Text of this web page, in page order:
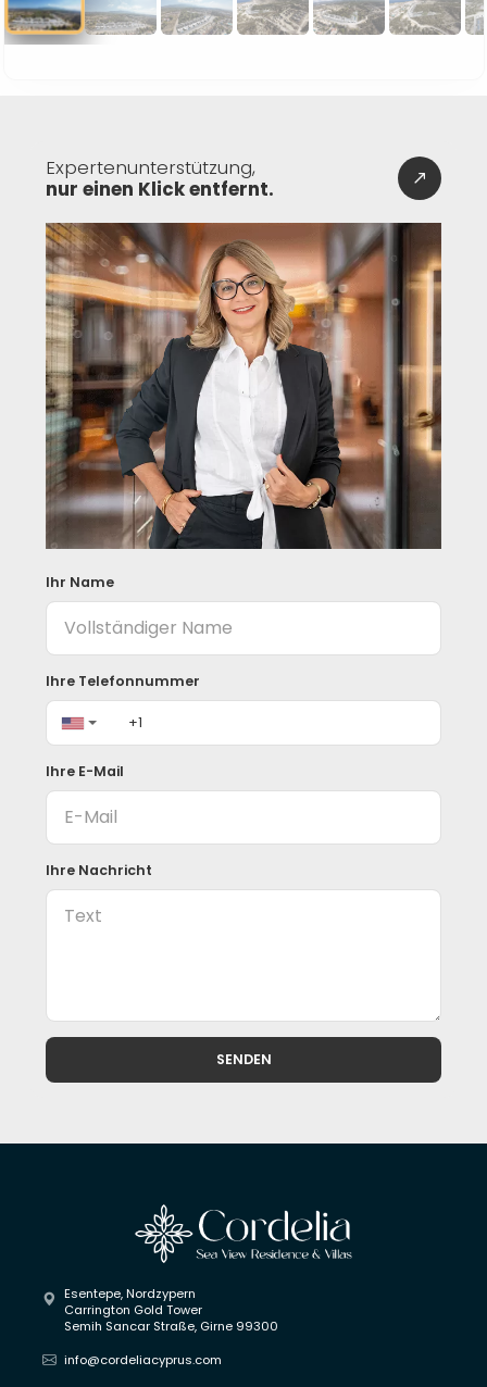
Expertenunterstützung,
nur einen Klick entfernt.
Ihr Name
Ihre Telefonnummer
Ihre E-Mail
Ihre Nachricht
SENDEN
Esentepe, Nordzypern
Carrington Gold Tower
Semih Sancar Straße, Girne 99300
info@cordeliacyprus.com